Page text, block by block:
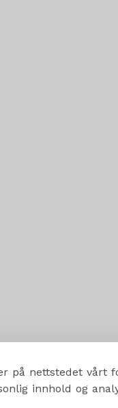
på nettstedet vårt
innhold og